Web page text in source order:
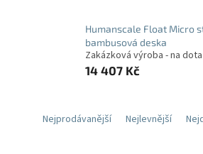
Humanscale Float Micro
bambusová deska
Zakázková výroba - na
14 407 Kč
Nejprodávanější Nejlevnější